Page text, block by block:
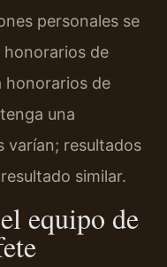
personales se
honorarios de
honorarios de
una
varían; resultados
similar.
equipo de